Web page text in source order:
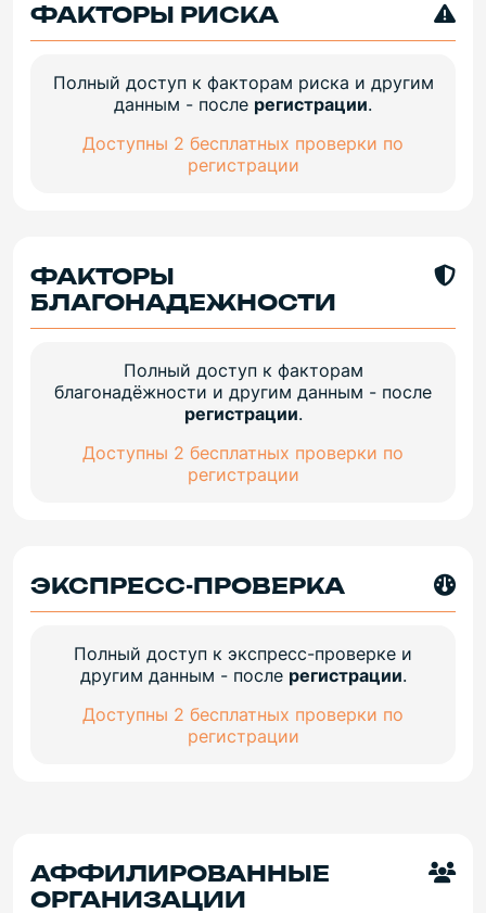
ФАКТОРЫ РИСКА
Полный доступ к факторам риска и другим
данным - после регистрации.
Доступны 2 бесплатных проверки по
регистрации
ФАКТОРЫ
БЛАГОНАДЕЖНОСТИ
Полный доступ к факторам
благонадёжности и другим данным - после
регистрации.
Доступны 2 бесплатных проверки по
регистрации
ЭКСПРЕСС-ПРОВЕРКА
Полный доступ к экспресс-проверке и
другим данным - после регистрации.
Доступны 2 бесплатных проверки по
регистрации
АФФИЛИРОВАННЫЕ
ОРГАНИЗАЦИИ